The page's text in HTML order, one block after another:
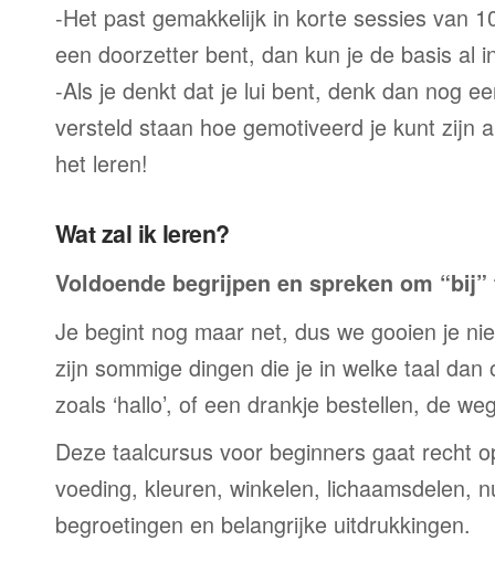
-Het past gemakkelijk in korte sessies van
een doorzetter bent, dan kun je de basis al
-Als je denkt dat je lui bent, denk dan nog
versteld staan hoe gemotiveerd je kunt zijn
het leren!
Wat zal ik leren?
Voldoende begrijpen en spreken om
Je begint nog maar net, dus we gooien je
zijn sommige dingen die je in welke taal dan
zoals ‘hallo’, of een drankje bestellen, de
Deze taalcursus voor beginners gaat recht
voeding, kleuren, winkelen, lichaamsdelen,
begroetingen en belangrijke uitdrukkingen.